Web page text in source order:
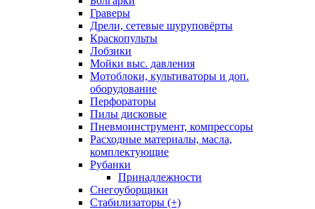
Граверы
Дрели, сетевые шуруповёрты
Краскопульты
Лобзики
Мойки выс. давления
Мотоблоки, культиваторы и доп.
оборудование
Перфораторы
Пилы дисковые
Пневмоинструмент, компрессоры
Расходные материалы, масла,
комплектующие
Рубанки
Принадлежности
Снегоуборщики
Стабилизаторы (+)